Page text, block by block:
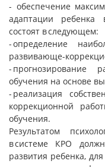
- обеспечение
адаптации ребенка
состоят в следующем:
- определение
развивающе-
- прогнозирование
обучения на основе
- реализация
коррекционной
обучения.
Результатом
в системе КРО
развития ребенка,